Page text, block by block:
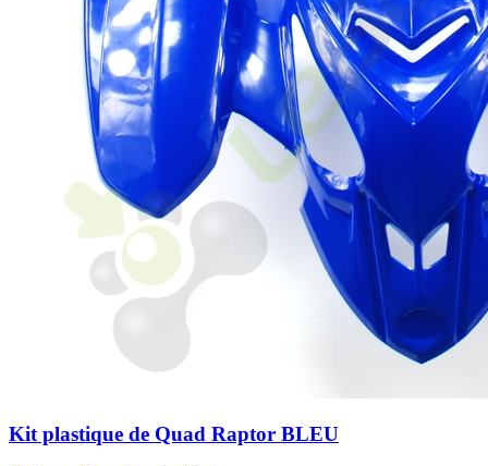
Kit plastique de Quad Raptor BLEU